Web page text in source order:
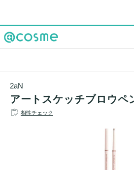
2aN
アートスケッチブロウペ
相性チェック